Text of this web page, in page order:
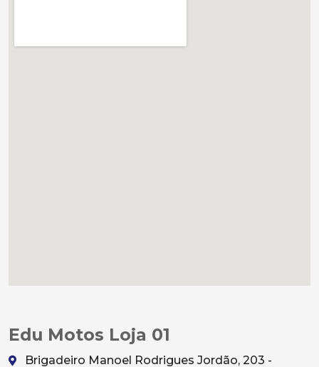
Edu Motos Loja 01
Brigadeiro Manoel Rodrigues Jordão, 203 -